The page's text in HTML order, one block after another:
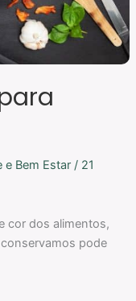
e Bem Estar / 21
cor dos alimentos,
pode